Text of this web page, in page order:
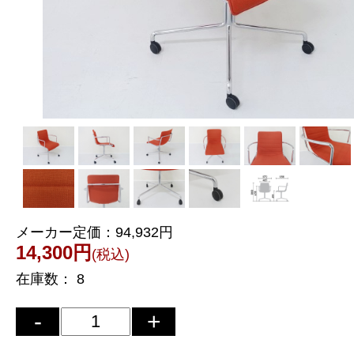
メーカー定価： 94,932円
14,300円 (税込)
在庫数：
8